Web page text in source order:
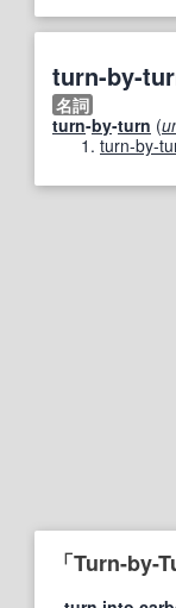
turn-by-
名詞
turn-by-turn (
turn-by-
「Turn-by-